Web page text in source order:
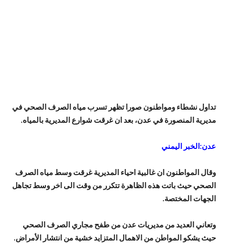
تداول نشطاء ومواطنون صورا تظهر تسرب مياه الصرف الصحي في
مديرية المنصورة في عدن، بعد ان غرقت شوارع المديرية بالمياه.
عدن:الخبر اليمني
وقال المواطنون ان غالبية احياء المديرية غرقت وسط مياه الصرف
الصحي حيث باتت هذه الظاهرة تتكرر من وقت الى اخر وسط تجاهل
الجهات المختصة.
وتعاني العديد من مديريات عدن من طفح مجاري الصرف الصحي
حيث يشكو المواطن من الاهمال المتزايد خشية من انتشار الأمراض.